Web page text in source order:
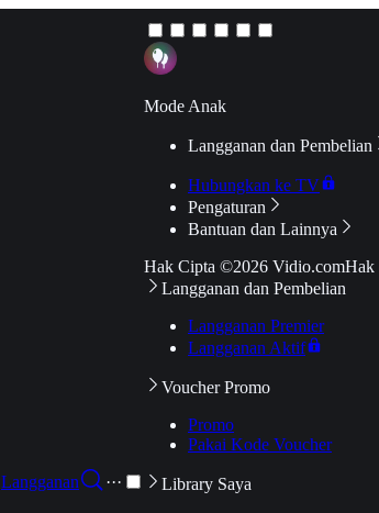
Langganan
···
Mode Anak
Langganan dan Pembelian
Hubungkan ke TV
Pengaturan
Bantuan dan Lainnya
Hak Cipta ©2026 Vidio.comHak
Langganan dan Pembelian
Langganan Premier
Langganan Aktif
Voucher Promo
Promo
Pakai Kode Voucher
Library Saya